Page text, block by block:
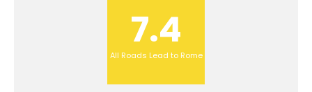
7.4
All Roads Lead to Rome